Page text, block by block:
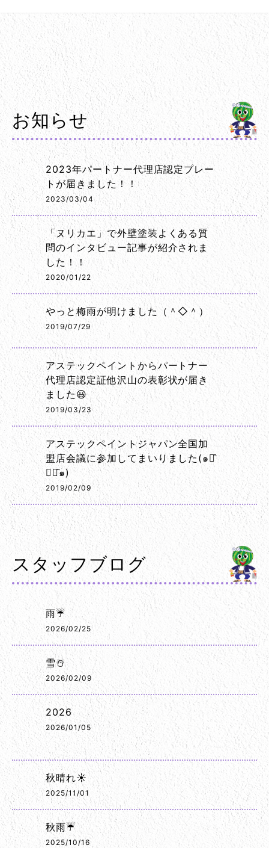
お知らせ
2023年パートナー代理店認定プレー
トが届きました！！
2023/03/04
「ヌリカエ」で外壁塗装よくある質
問のインタビュー記事が紹介されま
した！！
2020/01/22
やっと梅雨が明けました（＾◇＾）
2019/07/29
アステックペイントからパートナー
代理店認定証他沢山の表彰状が届き
ました😃
2019/03/23
アステックペイントジャパン全国加
盟店会議に参加してまいりました(๑･̑
◡･̑๑)
2019/02/09
スタッフブログ
雨☔
2026/02/25
雪☃️
2026/02/09
2026
2026/01/05
秋晴れ☀️
2025/11/01
秋雨☔
2025/10/16